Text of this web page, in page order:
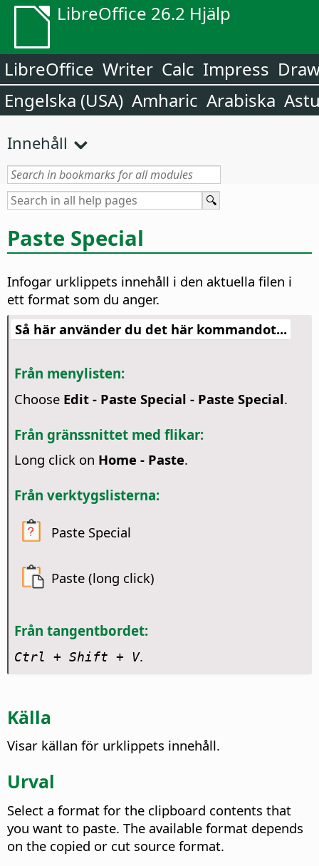
LibreOffice 26.2 Hjälp
LibreOffice Writer Calc Impress
Engelska (USA) Amharic Arabiska
Innehåll
Paste Special
Infogar urklippets innehåll i den aktuella filen i
ett format som du anger.
Så här använder du det här kommandot...
Från menylisten:
Choose Edit - Paste Special - Paste Special.
Från gränssnittet med flikar:
Long click on Home - Paste.
Från verktygslisterna:
Paste Special
Paste (long click)
Från tangentbordet:
Ctrl + Shift + V.
Källa
Visar källan för urklippets innehåll.
Urval
Select a format for the clipboard contents that
you want to paste. The available format depends
on the copied or cut source format.